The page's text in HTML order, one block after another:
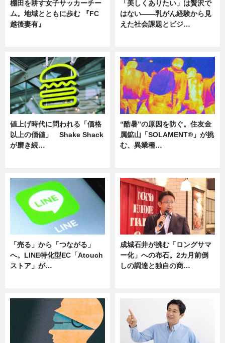
棚田を耕す女子サッカーチー
ム。地域とともに歩む 『FC
越後妻有』
「美しくありたい」は贅沢で
はない――乳がん経験から見
えた社会課題とビジ…
値上げ時代に問われる「価格
以上の価値」 Shake Shack
が磨き続…
“酷暑”の原因を防ぐ。住友金
属鉱山「SOLAMENT®」が挑
む、異業種…
「売る」から「つながる」
へ。LINE特化型EC「Atouch
ストア」が…
成城石井が挑む「ロングサマ
ー化」への布石。2カ月前倒
しの調達と独自の商…